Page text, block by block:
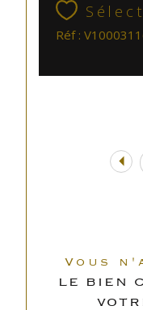
Réf :
Vous
LE BIEN